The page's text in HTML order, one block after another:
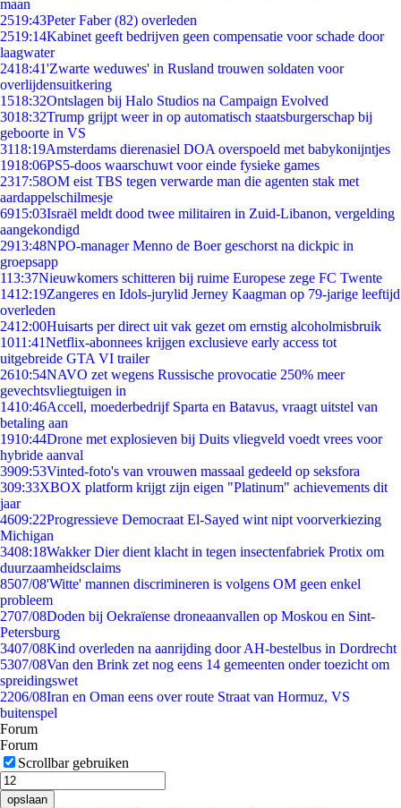
maan
2519:43Peter Faber (82) overleden
2519:14Kabinet geeft bedrijven geen compensatie voor schade door
laagwater
2418:41'Zwarte weduwes' in Rusland trouwen soldaten voor
overlijdensuitkering
1518:32Ontslagen bij Halo Studios na Campaign Evolved
3018:32Trump grijpt weer in op automatisch staatsburgerschap bij
geboorte in VS
3118:19Amsterdams dierenasiel DOA overspoeld met babykonijntjes
1918:06PS5-doos waarschuwt voor einde fysieke games
2317:58OM eist TBS tegen verwarde man die agenten stak met
aardappelschilmesje
6915:03Israël meldt dood twee militairen in Zuid-Libanon, vergelding
aangekondigd
2913:48NPO-manager Menno de Boer geschorst na dickpic in
groepsapp
113:37Nieuwkomers schitteren bij ruime Europese zege FC Twente
1412:19Zangeres en Idols-jurylid Jerney Kaagman op 79-jarige leeftijd
overleden
2412:00Huisarts per direct uit vak gezet om ernstig alcoholmisbruik
1011:41Netflix-abonnees krijgen exclusieve early access tot
uitgebreide GTA VI trailer
2610:54NAVO zet wegens Russische provocatie 250% meer
gevechtsvliegtuigen in
1410:46Accell, moederbedrijf Sparta en Batavus, vraagt uitstel van
betaling aan
1910:44Drone met explosieven bij Duits vliegveld voedt vrees voor
hybride aanval
3909:53Vinted-foto's van vrouwen massaal gedeeld op seksfora
309:33XBOX platform krijgt zijn eigen "Platinum" achievements dit
jaar
4609:22Progressieve Democraat El-Sayed wint nipt voorverkiezing
Michigan
3408:18Wakker Dier dient klacht in tegen insectenfabriek Protix om
duurzaamheidsclaims
8507/08'Witte' mannen discrimineren is volgens OM geen enkel
probleem
2707/08Doden bij Oekraïense droneaanvallen op Moskou en Sint-
Petersburg
3407/08Kind overleden na aanrijding door AH-bestelbus in Dordrecht
5307/08Van den Brink zet nog eens 14 gemeenten onder toezicht om
spreidingswet
2206/08Iran en Oman eens over route Straat van Hormuz, VS
buitenspel
Forum
Forum
Scrollbar gebruiken
opslaan